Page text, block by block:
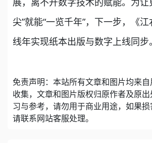
尖”就能“一览千年”，下一步，《
线年实现纸本出版与数字上线同步。
免责声明：本站所有文章和图片均来
收集，文章和图片版权归原作者及原
习与参考，请勿用于商业用途，如果损
请联系网站客服处理。